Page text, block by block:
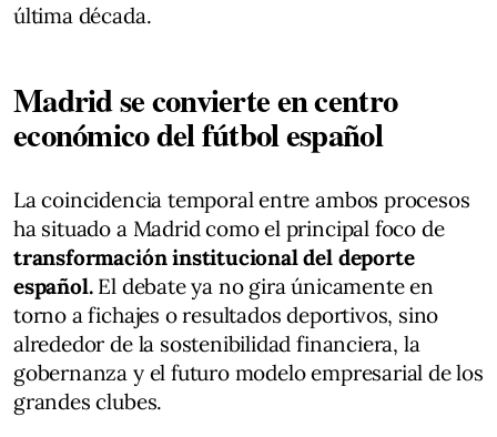
última década.
Madrid se convierte en centro
económico del fútbol español
La coincidencia temporal entre ambos procesos
ha situado a Madrid como el principal foco de
transformación institucional del deporte
español.El debate ya no gira únicamente en
torno a fichajes o resultados deportivos, sino
alrededor de la sostenibilidad financiera, la
gobernanza y el futuro modelo empresarial de los
grandes clubes.